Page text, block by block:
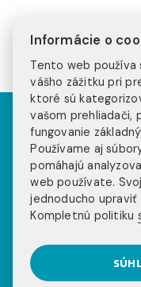
Informácie o
Tento web používa
vášho zážitku pri
ktoré sú
vašom prehliadači,
fungovanie
Používame aj
pomáhajú
web používate.
jednoducho
Kompletnú politiku